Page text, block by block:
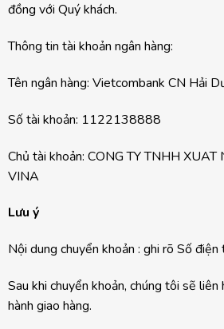
đồng với Quý khách.
Thông tin tài khoản ngân hàng:
Tên ngân hàng: Vietcombank CN Hải
Số tài khoản: 1122138888
Chủ tài khoản: CONG TY TNHH
VINA
Lưu ý
Nội dung chuyển khoản : ghi rõ Số
Sau khi chuyển khoản, chúng tôi sẽ liên
hành giao hàng.